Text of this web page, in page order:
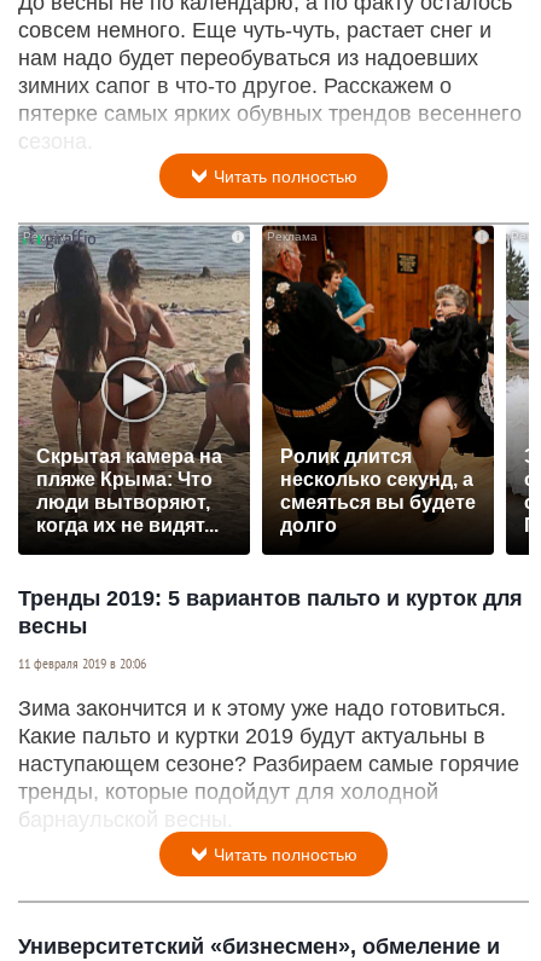
совсем немного. Еще чуть-чуть, растает снег и
нам надо будет переобуваться из надоевших
зимних сапог в что-то другое. Расскажем о
пятерке самых ярких обувных трендов весеннего
сезона.
Читать полностью
i
Скрытая камера на
пляже Крыма: Что
люди вытворяют,
когда их не видят...
i
Ролик длится
несколько секунд, а
смеяться вы будете
долго
Тренды 2019: 5 вариантов пальто и курток для
весны
11 февраля 2019 в 20:06
Зима закончится и к этому уже надо готовиться.
Какие пальто и куртки 2019 будут актуальны в
наступающем сезоне? Разбираем самые горячие
тренды, которые подойдут для холодной
барнаульской весны.
Читать полностью
Университетский «бизнесмен», обмеление и